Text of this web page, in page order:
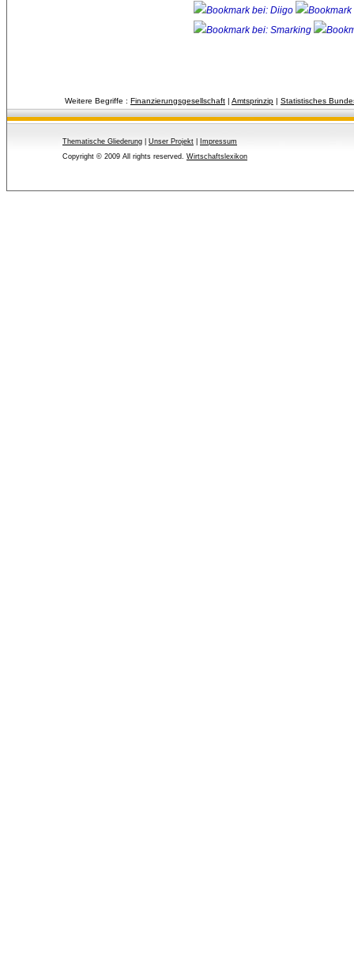
Weitere Begriffe : Finanzierungsgesellschaft | Amtsprinzip | Statistisches
Thematische Gliederung Unser Projekt
Impressum
Copyright © 2009 All rights reserved. Wirtschaftslexikon